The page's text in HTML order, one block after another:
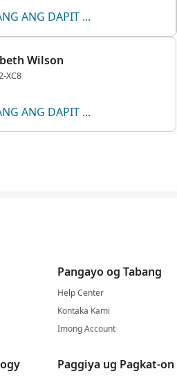
ANG DAPIT NGA GILUBNGAN
Wilson
XC8
ANG DAPIT NGA GILUBNGAN
Pangayo og Tabang
Help Center
Kontaka Kami
Imong Account
Paggiya ug Pagkat-on